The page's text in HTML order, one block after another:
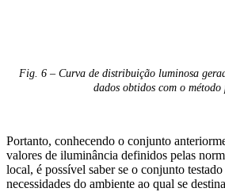
Fig. 6 – Curva de distribuição luminosa
dados obtidos com o método
Portanto, conhecendo o conjunto
valores de iluminância definidos pelas
local, é possível saber se o conjunto
necessidades do ambiente ao qual se